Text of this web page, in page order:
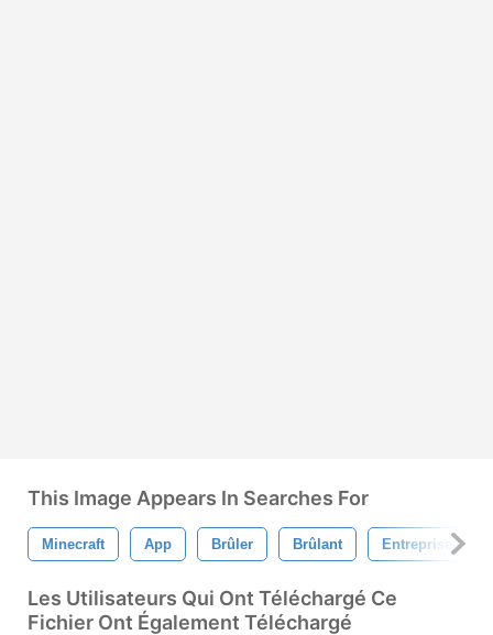
This Image Appears In Searches For
Minecraft App Brûler Brûlant Entreprise
Les Utilisateurs Qui Ont Téléchargé Ce
Fichier Ont Également Téléchargé